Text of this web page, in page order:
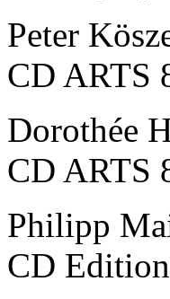
Peter
CD ARTS
Dorothée
CD ARTS
Philipp
CD